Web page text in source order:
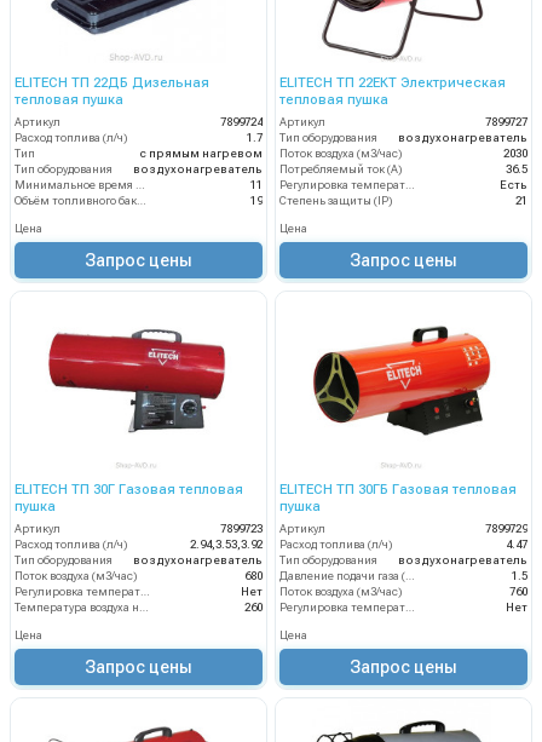
ELITECH ТП 22ДБ Дизельная
тепловая пушка
Артикул
7899724
Расход топлива (л/ч)
1.7
Тип
с прямым нагревом
Тип оборудования
воздухонагреватель
11
19
Цена
Запрос цены
ELITECH ТП 22ЕКТ Электрическая
тепловая пушка
Артикул
7899727
Тип оборудования
воздухонагреватель
Поток воздуха (м3/час)
2030
Потребляемый ток (А)
36.5
Есть
Степень защиты (IP)
21
Цена
Запрос цены
ELITECH ТП 30Г Газовая тепловая
пушка
Артикул
7899723
Расход топлива (л/ч)
2.94,3.53,3.92
Тип оборудования
воздухонагреватель
Поток воздуха (м3/час)
680
Регулировка температуры термостатом
Нет
Температура воздуха на выходе (°C)
260
Цена
Запрос цены
ELITECH ТП 30ГБ Газовая тепловая
пушка
Артикул
7899729
Расход топлива (л/ч)
4.47
Тип оборудования
воздухонагреватель
Давление подачи газа (бар)
1.5
Поток воздуха (м3/час)
760
Регулировка температуры термостатом
Нет
Цена
Запрос цены